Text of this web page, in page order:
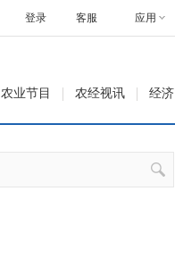
客服 应用
登录
农业节目 农经视讯 经济